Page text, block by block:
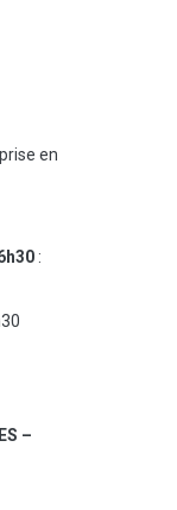
en
:
–